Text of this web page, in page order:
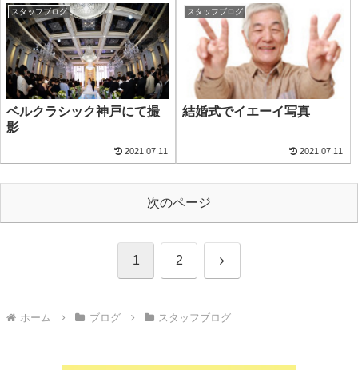
スタッフブログ
ベルクラシック神戸にて撮
影
2021.07.11
スタッフブログ
結婚式でイエーイ写真
2021.07.11
次のページ
1 2 次
ホーム ブログ スタッフブログ